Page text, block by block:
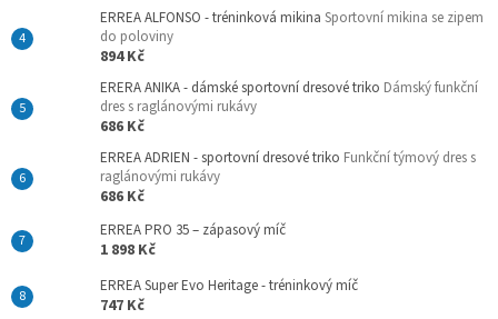
ERREA ALFONSO - tréninková mikina Sportovní mikina se zipem
do poloviny
894 Kč
ERERA ANIKA - dámské sportovní dresové triko Dámský funkční
dres s raglánovými rukávy
686 Kč
ERREA ADRIEN - sportovní dresové triko Funkční týmový dres s
raglánovými rukávy
686 Kč
ERREA PRO 35 – zápasový míč
1 898 Kč
ERREA Super Evo Heritage - tréninkový míč
747 Kč